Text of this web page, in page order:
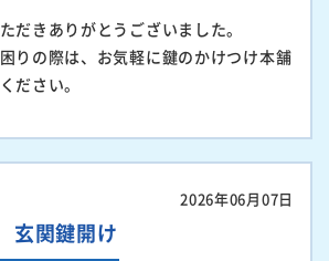
だきありがとうございました。
りの際は、お気軽に鍵のかけつけ本舗
ださい。
2026年06月07日
関鍵開け